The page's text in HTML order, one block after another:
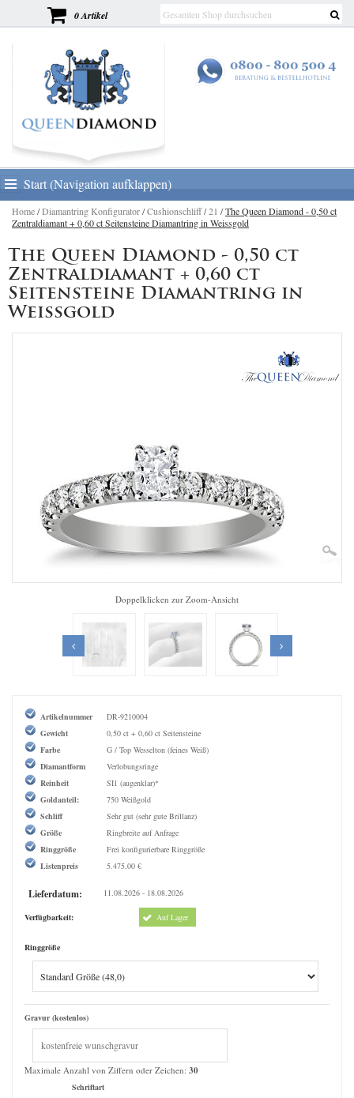
0 Artikel
Start (Navigation aufklappen)
Home/Diamantring Konfigurator/Cushionschliff/21 /The Queen Diamond - 0,50 ct
Zentraldiamant + 0,60 ct Seitensteine Diamantring in Weissgold
The Queen Diamond - 0,50 ct
Zentraldiamant + 0,60 ct
Seitensteine Diamantring in
Weissgold
Zoom
Doppelklicken zur Zoom-Ansicht
Artikelnummer
DR-9210004
Gewicht
0,50 ct + 0,60 ct Seitensteine
Farbe
G / Top Wesselton (feines Weiß)
Diamantform
Verlobungsringe
Reinheit
SI1 (augenklar)*
Goldanteil:
750 Weißgold
Schliff
Sehr gut (sehr gute Brillanz)
Größe
Ringbreite auf Anfrage
Ringgröße
Frei konfigurierbare Ringgröße
Listenpreis
5.475,00 €
Lieferdatum: 11.08.2026 - 18.08.2026
Verfügbarkeit: Auf Lager
Ringgröße
Gravur (kostenlos)
Maximale Anzahl von Ziffern oder Zeichen: 30
Schriftart